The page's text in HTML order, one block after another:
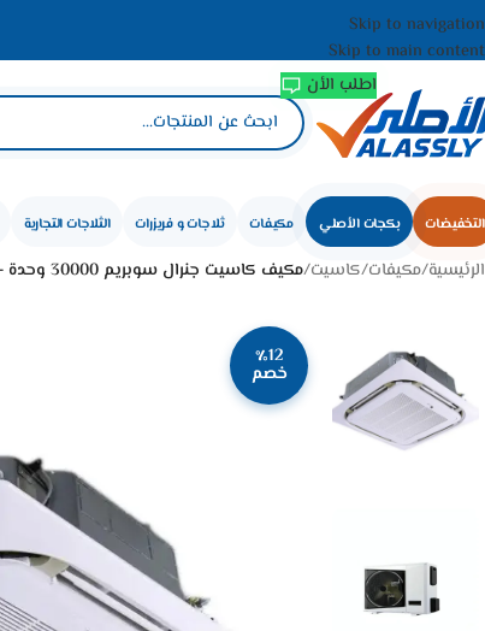
Skip to navigation
Skip to main content
اطلب الأن
التخفيضات بكجات الأصلي مكيفات ثلاجات و فريزرات الثلاجات التجارية
الرئيسية/مكيفات/كاسيت/مكيف كاسيت جنرال سوبريم 30000 وحدة -بارد GSCA30CA
٪12
خصم